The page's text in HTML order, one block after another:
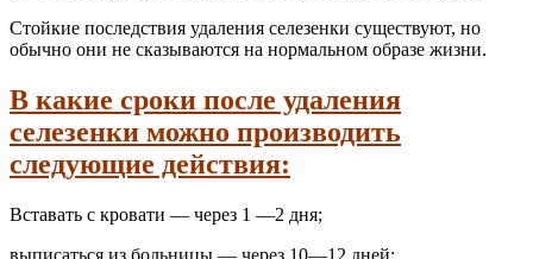
Стойкие последствия удаления селезенки существуют, но
обычно они не сказываются на нормальном образе жизни.
В какие сроки после удаления
селезенки можно производить
следующие действия:
Вставать с кровати — через 1 —2 дня;
выписаться из больницы — через 10—12 дней;